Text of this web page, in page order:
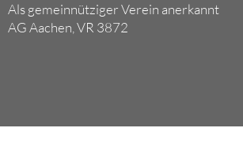
Als gemeinnütziger Verein anerkannt
AG Aachen, VR 3872